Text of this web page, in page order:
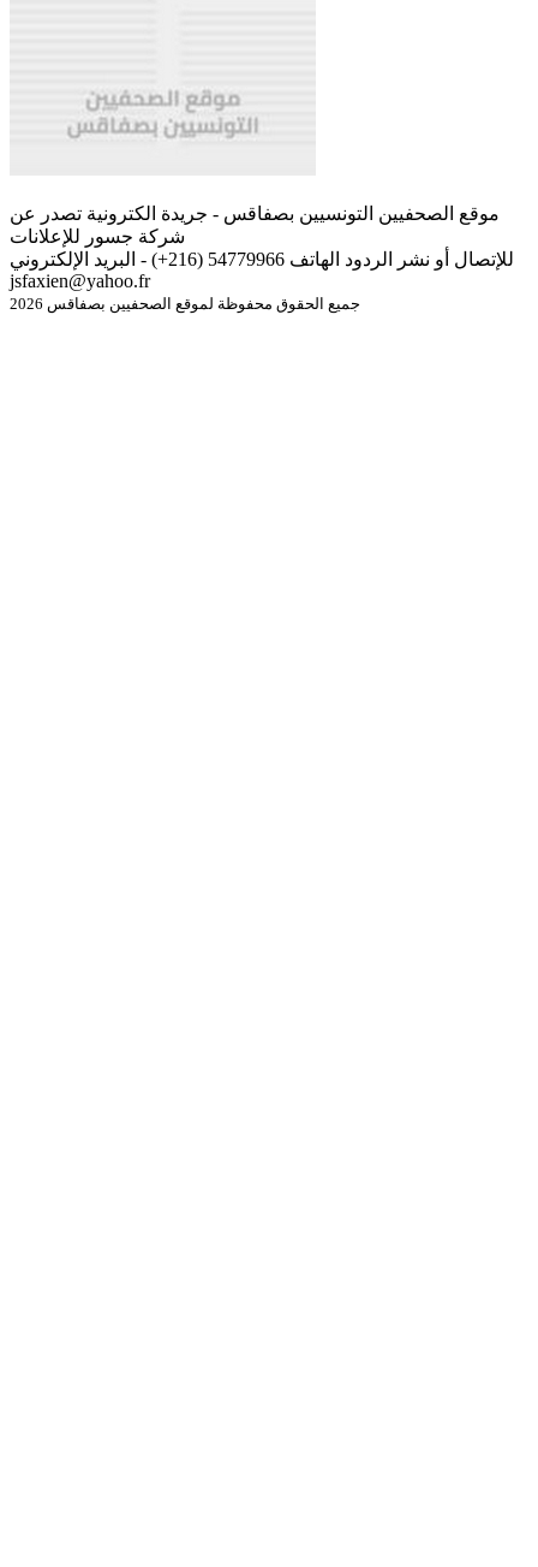
موقع الصحفيين التونسيين بصفاقس - جريدة الكترونية تصدر عن
شركة جسور للإعلانات
للإتصال أو نشر الردود الهاتف 54779966 (216+) - البريد الإلكتروني
jsfaxien@yahoo.fr
جميع الحقوق محفوظة لموقع الصحفيين بصفاقس 2026